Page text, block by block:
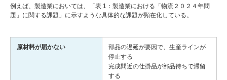
例えば、製造業においては、「表 1：製造業における「物流２０２４年問
題」に関する課題」に示すような具体的な課題が顕在化している。
原材料が届かない
部品の遅延が要因で、生産ラインが
停止する
完成間近の仕掛品が部品待ちで滞留
する